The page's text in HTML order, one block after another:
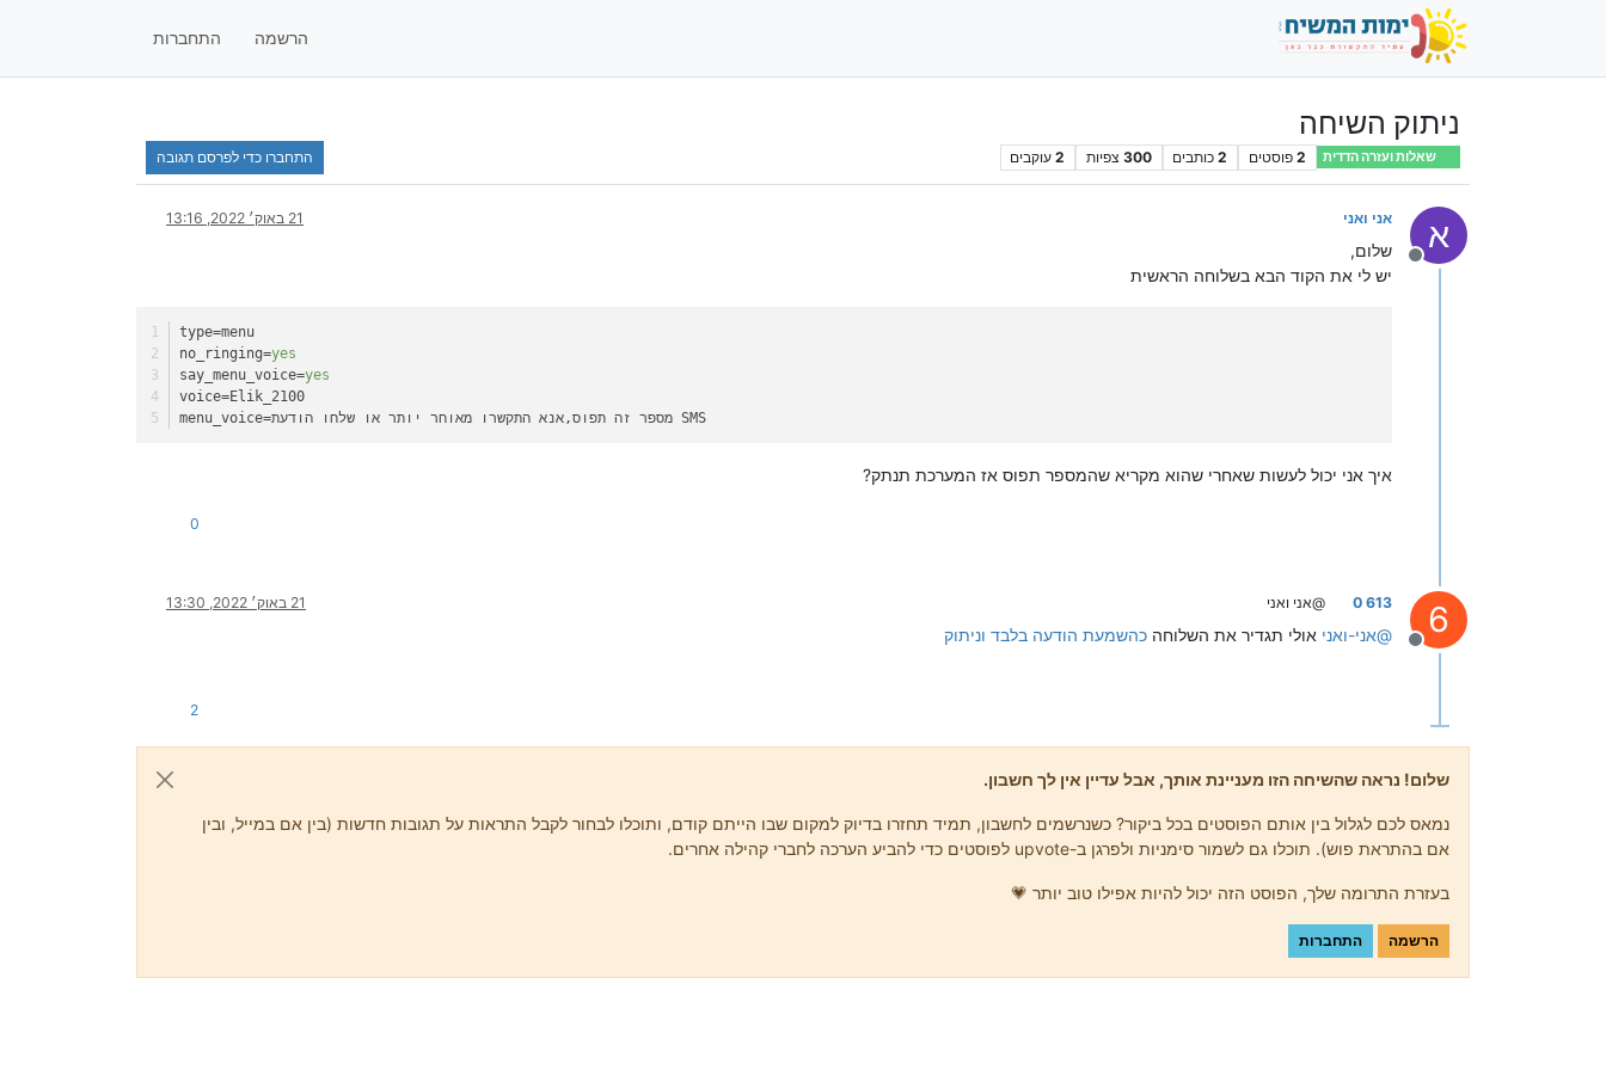
הרשמה התחברות
ניתוק השיחה
שאלות ועזרה הדדית 2 פוסטים 2 כותבים 300 צפיות 2 עוקבים התחברו כדי לפרסם תגובה
א
מנותק
אני ואני 21 באוק׳ 2022, 13:16
שלום,
יש לי את הקוד הבא בשלוחה הראשית
type=menu
no_ringing=yes
say_menu_voice=yes
voice=Elik_2100
menu_voice
=מספר זה תפוס,אנא התקשרו מאוחר יותר או שלחו הודעת SMS
איך אני יכול לעשות שאחרי שהוא מקריא שהמספר תפוס אז המערכת תנתק?
0
6
מנותק
613 0 @אני ואני 21 באוק׳ 2022, 13:30
@אני-ואני אולי תגדיר את השלוחה כהשמעת הודעה בלבד וניתוק
2
שלום! נראה שהשיחה הזו מעניינת אותך, אבל עדיין אין לך חשבון.
נמאס לכם לגלול בין אותם הפוסטים בכל ביקור? כשנרשמים לחשבון, תמיד תחזרו בדיוק למקום שבו הייתם קודם, ותוכלו לבחור לקבל התראות על תגובות חדשות (בין אם במייל, ובין
אם בהתראת פוש). תוכלו גם לשמור סימניות ולפרגן ב-upvote לפוסטים כדי להביע הערכה לחברי קהילה אחרים.
בעזרת התרומה שלך, הפוסט הזה יכול להיות אפילו טוב יותר 💗
הרשמה התחברות